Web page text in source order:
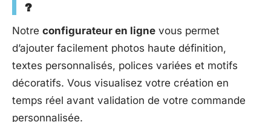
?
Notre configurateur en ligne vous permet
d’ajouter facilement photos haute définition,
textes personnalisés, polices variées et motifs
décoratifs. Vous visualisez votre création en
temps réel avant validation de votre commande
personnalisée.